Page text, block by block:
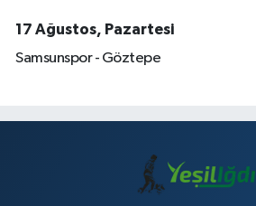
17 Ağustos, Pazartesi
Samsunspor - Göztepe